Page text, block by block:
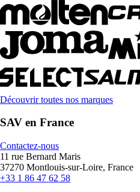
Découvrir toutes nos marques
SAV en France
Contactez-nous
11 rue Bernard Maris
37270 Montlouis-sur-Loire, France
+33 1 86 47 62 58